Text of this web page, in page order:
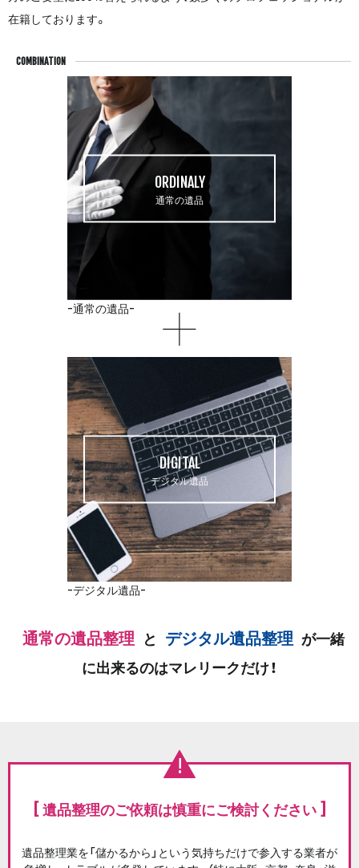
在籍しております。
COMBINATION
ORDINALY
通常の遺品
通常の遺品
30
DIGITAL
デジタル遺品
デジタル遺品
通常の遺品整理 と デジタル遺品整理 が一緒
に出来るのはマレリークだけ！
[ 遺品整理のご依頼は慎重にご検討ください ]
遺品整理業を「儲かるから」という気持ちだけで参入する業者が